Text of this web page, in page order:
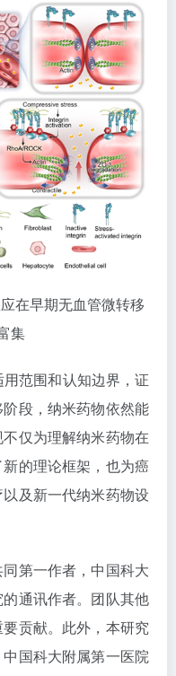
在早期无血管微转移
集
范围和认知边界，证
段，纳米药物依然能
仅为理解纳米药物在
的理论框架，也为癌
及新一代纳米药物设
第一作者，中国科大
通讯作者。团队其他
贡献。此外，本研究
国科大附属第一医院